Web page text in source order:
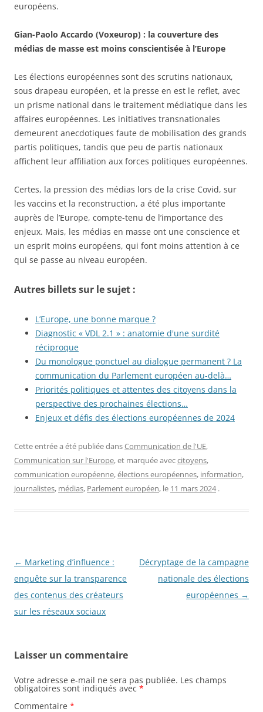
européens.
Gian-Paolo Accardo (Voxeurop) : la couverture des
médias de masse est moins conscientisée à l’Europe
Les élections européennes sont des scrutins nationaux,
sous drapeau européen, et la presse en est le reflet, avec
un prisme national dans le traitement médiatique dans les
affaires européennes. Les initiatives transnationales
demeurent anecdotiques faute de mobilisation des grands
partis politiques, tandis que peu de partis nationaux
affichent leur affiliation aux forces politiques européennes.
Certes, la pression des médias lors de la crise Covid, sur
les vaccins et la reconstruction, a été plus importante
auprès de l’Europe, compte-tenu de l’importance des
enjeux. Mais, les médias en masse ont une conscience et
un esprit moins européens, qui font moins attention à ce
qui se passe au niveau européen.
Autres billets sur le sujet :
L’Europe, une bonne marque ?
Diagnostic « VDL 2.1 » : anatomie d'une surdité
réciproque
Du monologue ponctuel au dialogue permanent ? La
communication du Parlement européen au-delà…
Priorités politiques et attentes des citoyens dans la
perspective des prochaines élections…
Enjeux et défis des élections européennes de 2024
Cette entrée a été publiée dansCommunication de l'UE,
Communication sur l'Europe, et marquée aveccitoyens,
communication européenne,élections européennes, information,
journalistes, médias, Parlement européen, le 11 mars 2024 .
Navigation
des
articles
← Marketing d’influence :
enquête sur la transparence
des contenus des créateurs
sur les réseaux sociaux
Décryptage de la campagne
nationale des élections
européennes →
Laisser un commentaire
Votre adresse e-mail ne sera pas publiée. Les champs
obligatoires sont indiqués avec *
Commentaire *